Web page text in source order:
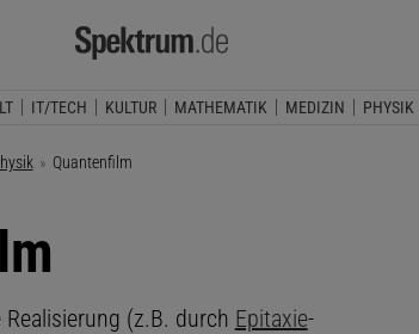
IT/TECH KULTUR MATHEMATIK MEDIZIN PHYSIK
Aktuelle Seite:
Quantenfilm
(z.B. durch Epitaxie-